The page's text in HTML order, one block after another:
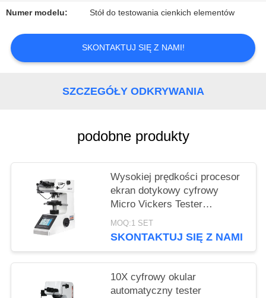
Numer modelu: Stół do testowania cienkich elementów
SKONTAKTUJ SIĘ Z NAMI!
SZCZEGÓŁY ODKRYWANIA
podobne produkty
Wysokiej prędkości procesor
ekran dotykowy cyfrowy
Micro Vickers Tester
twardości HVS-1000Z
MOQ:1 SET
SKONTAKTUJ SIĘ Z NAMI
10X cyfrowy okular
automatyczny tester